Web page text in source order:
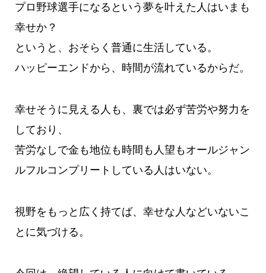
プロ野球選手になるという夢を叶えた人はいまも
幸せか？
というと、おそらく普通に生活している。
ハッピーエンドから、時間が流れているからだ。
幸せそうに見える人も、裏では必ず苦労や努力を
しており、
苦労なしで金も地位も時間も人望もオールジャン
ルフルコンプリートしている人はいない。
視野をもっと広く持てば、幸せな人などいないこ
とに気づける。